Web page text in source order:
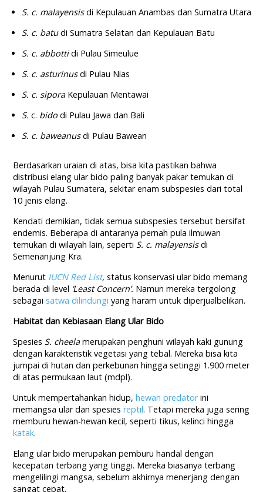
S. c. malayensisdi Kepulauan Anambas dan Sumatra Utara
S. c. batudi Sumatra Selatan dan Kepulauan Batu
S. c. abbottidi Pulau Simeulue
S. c. asturinusdi Pulau Nias
S. c. siporaKepulauan Mentawai
S. c. bido di Pulau Jawa dan Bali
S. c. baweanusdi Pulau Bawean
Berdasarkan uraian di atas, bisa kita pastikan bahwa
distribusi elang ular bido paling banyak pakar temukan di
wilayah Pulau Sumatera, sekitar enam subspesies dari total
10 jenis elang.
Kendati demikian, tidak semua subspesies tersebut bersifat
endemis. Beberapa di antaranya pernah pula ilmuwan
temukan di wilayah lain, seperti S. c. malayensisdi
Semenanjung Kra.
Menurut IUCN Red List,status konservasi ular bido memang
berada di level ‘Least Concern’. Namun mereka tergolong
sebagai satwa dilindungi yang haram untuk diperjualbelikan.
Habitat dan Kebiasaan Elang Ular Bido
Spesies S. cheelamerupakan penghuni wilayah kaki gunung
dengan karakteristik vegetasi yang tebal. Mereka bisa kita
jumpai di hutan dan perkebunan hingga setinggi 1.900 meter
di atas permukaan laut (mdpl).
Untuk mempertahankan hidup,hewan predatorini
memangsa ular dan spesiesreptil. Tetapi mereka juga sering
memburu hewan-hewan kecil, seperti tikus, kelinci hingga
katak.
Elang ular bido merupakan pemburu handal dengan
kecepatan terbang yang tinggi. Mereka biasanya terbang
mengelilingi mangsa, sebelum akhirnya menerjang dengan
sangat cepat.